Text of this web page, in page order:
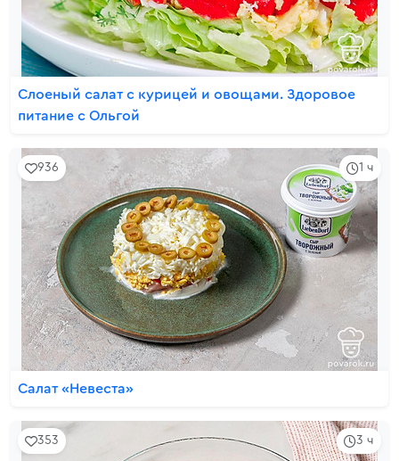
Слоеный салат с курицей и овощами. Здоровое
питание с Ольгой
1 ч
936
Салат «Невеста»
3 ч
353